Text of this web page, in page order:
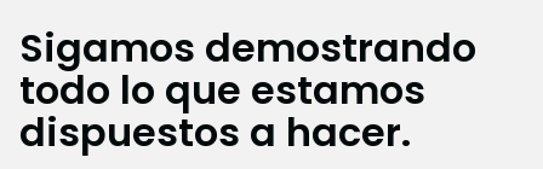
Sigamos demostrando
todo lo que estamos
dispuestos a hacer.